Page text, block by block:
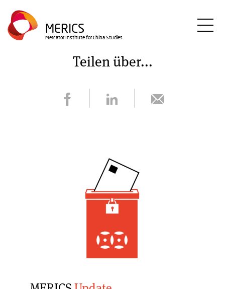
Direkt
zum
Inhalt
MERICS
Mercator Institute for China Studies
Teilen über...